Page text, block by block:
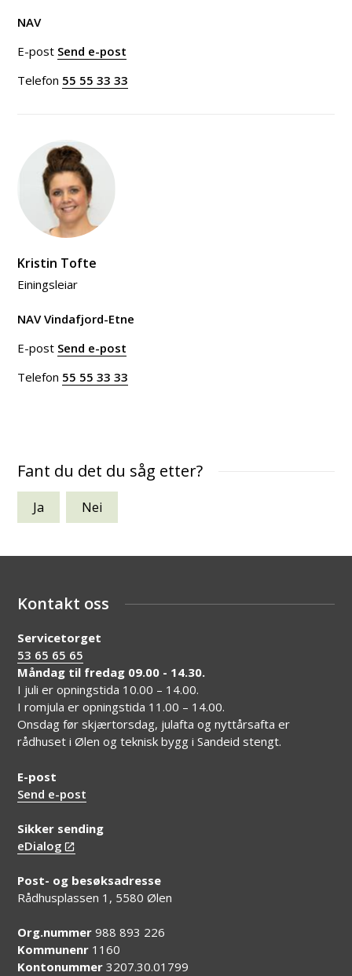
NAV
E-post Send e-post
Telefon 55 55 33 33
Kristin Tofte
Einingsleiar
NAV Vindafjord-Etne
E-post Send e-post
Telefon 55 55 33 33
Fant du det du såg etter?
Ja Nei
Kontakt oss
Servicetorget
53 65 65 65
Måndag til fredag 09.00 - 14.30.
I juli er opningstida 10.00 – 14.00.
I romjula er opningstida 11.00 – 14.00.
Onsdag før skjærtorsdag, julafta og nyttårsafta er
rådhuset i Ølen og teknisk bygg i Sandeid stengt.
E-post
Send e-post
Sikker sending
eDialog
Post- og besøksadresse
Rådhusplassen 1, 5580 Ølen
Org.nummer988 893 226
Kommunenr 1160
Kontonummer3207.30.01799